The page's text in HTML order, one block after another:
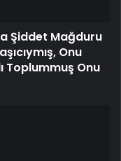
Şiddet Mağduru
Onu
Toplummuş Onu